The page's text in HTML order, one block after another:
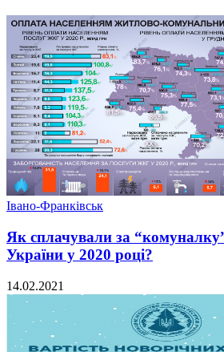
Івано-Франківськ
Як сплачували за
України у 2020 році?
14.02.2021